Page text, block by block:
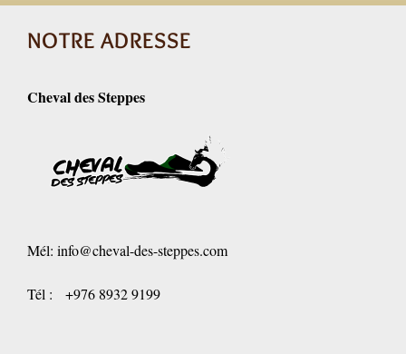
NOTRE ADRESSE
Cheval des Steppes
Mél: info@cheval-des-steppes.com
Tél : +976 8932 9199